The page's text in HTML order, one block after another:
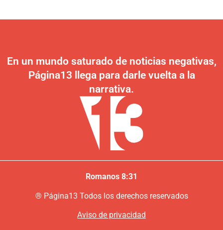
En un mundo saturado de noticias negativas,
Página13 llega para darle vuelta a la
narrativa.
Romanos 8:31
® Página13 Todos los derechos reservados
Aviso de privacidad